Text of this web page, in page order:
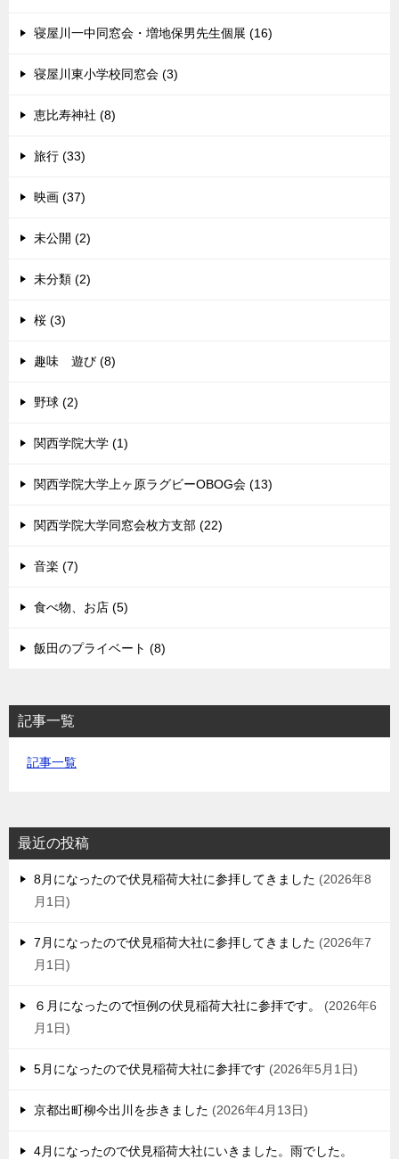
寝屋川一中同窓会・増地保男先生個展 (16)
寝屋川東小学校同窓会 (3)
恵比寿神社 (8)
旅行 (33)
映画 (37)
未公開 (2)
未分類 (2)
桜 (3)
趣味 遊び (8)
野球 (2)
関西学院大学 (1)
関西学院大学上ヶ原ラグビーOBOG会 (13)
関西学院大学同窓会枚方支部 (22)
音楽 (7)
食べ物、お店 (5)
飯田のプライベート (8)
記事一覧
記事一覧
最近の投稿
8月になったので伏見稲荷大社に参拝してきました
2026年8
月1日
7月になったので伏見稲荷大社に参拝してきました
2026年7
月1日
６月になったので恒例の伏見稲荷大社に参拝です。
2026年6
月1日
5月になったので伏見稲荷大社に参拝です 2026年5月1日
京都出町柳今出川を歩きました 2026年4月13日
4月になったので伏見稲荷大社にいきました。雨でした。